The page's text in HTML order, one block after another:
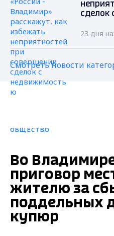
сделок
23 дня
Смотреть новости
ОБЩЕСТВО
Во
приговор
жителю за
поддельных
купюр